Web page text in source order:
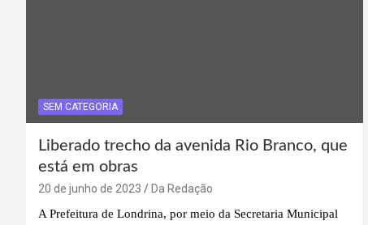
SEM CATEGORIA
Liberado trecho da avenida Rio Branco, que
está em obras
20 de junho de 2023
Da Redação
A Prefeitura de Londrina, por meio da Secretaria Municipal